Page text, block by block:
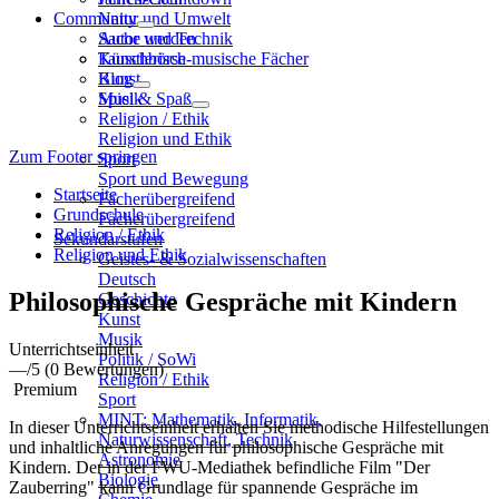
Natur und Umwelt
Sache und Technik
Künstlerisch-musische Fächer
Kunst
Musik
Religion / Ethik
Religion und Ethik
Sport
Sport und Bewegung
Fächerübergreifend
Fächerübergreifend
Sekundarstufen
Geistes- & Sozialwissenschaften
Deutsch
Geschichte
Kunst
Musik
Politik / SoWi
Religion / Ethik
Sport
MINT: Mathematik, Informatik,
Naturwissenschaft, Technik
Astronomie
Biologie
Community
Autor werden
Tauschbörse
Blog
Spiel & Spaß
Zum Footer springen
Startseite
Grundschule
Religion / Ethik
Religion und Ethik
Philosophische Gespräche mit Kindern
Unterrichtseinheit
—/5 (0 Bewertungen)
Premium
In dieser Unterrichtseinheit erhalten Sie methodische Hilfestellungen
und inhaltliche Anregungen für philosophische Gespräche mit
Kindern. Der in der FWU-Mediathek befindliche Film "Der
Zauberring" kann Grundlage für spannende Gespräche im